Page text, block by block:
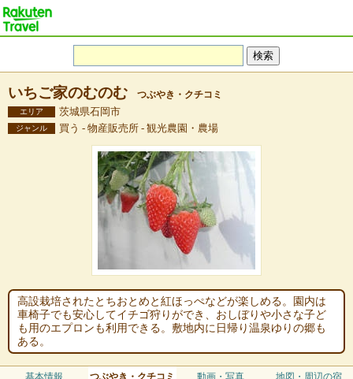
いちご家のむのむ つぶやき・クチコミ
エリア 茨城県石岡市
ジャンル 買う - 物産販売所 - 観光農園・農場
高設栽培されたとちおとめと紅ほっぺなどが楽しめる。園内は
車椅子でも安心してイチゴ狩りができ、おしぼりや小さな子ど
も用のエプロンも利用できる。敷地内に日帰り温泉ゆりの郷も
ある。
基本情報 つぶやき・クチコミ 動画・写真 地図・周辺の宿